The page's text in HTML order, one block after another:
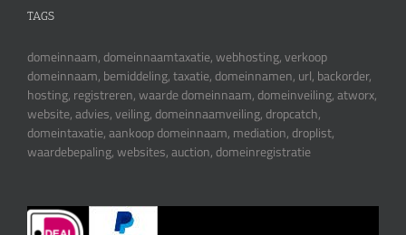
TAGS
domeinnaam, domeinnaamtaxatie, webhosting, verkoop
domeinnaam, bemiddeling, taxatie, domeinnamen, url, backorder,
hosting, registreren, waarde domeinnaam, domeinveiling, atworx,
website, advies, veiling, domeinnaamveiling, dropcatch,
domeintaxatie, aankoop domeinnaam, mediation, droplist,
waardebepaling, websites, auction, domeinregistratie